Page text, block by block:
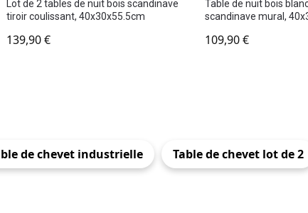
Lot de 2 tables de nuit bois scandinave
tiroir coulissant, 40x30x55.5cm
139,90€
Table de nuit bois
scandinave mural,
109,90€
de chevet industrielle
Table de chevet lot de 2